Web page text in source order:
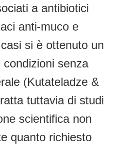
a antibiotici
anti-muco e
si è ottenuto un
senza
(Kutateladze &
tuttavia di studi
scientifica non
quanto richiesto